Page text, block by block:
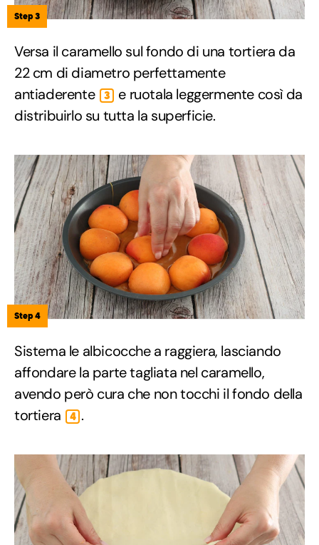
Step 3
Versa il caramello sul fondo di una tortiera da
22 cm di diametro perfettamente
antiaderente
3
e ruotala leggermente così da
distribuirlo su tutta la superficie.
Step 4
Sistema le albicocche a raggiera, lasciando
affondare la parte tagliata nel caramello,
avendo però cura che non tocchi il fondo della
tortiera
4 .